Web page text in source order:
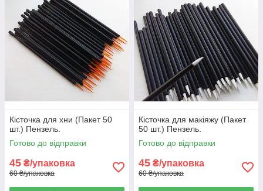
Кісточка для хни (Пакет 50
шт.) Пензель.
Готово до відправки
45 ₴/упаковка
60 ₴/упаковка
Кісточка для макіяжу (Пакет
50 шт.) Пензель.
Готово до відправки
45 ₴/упаковка
60 ₴/упаковка